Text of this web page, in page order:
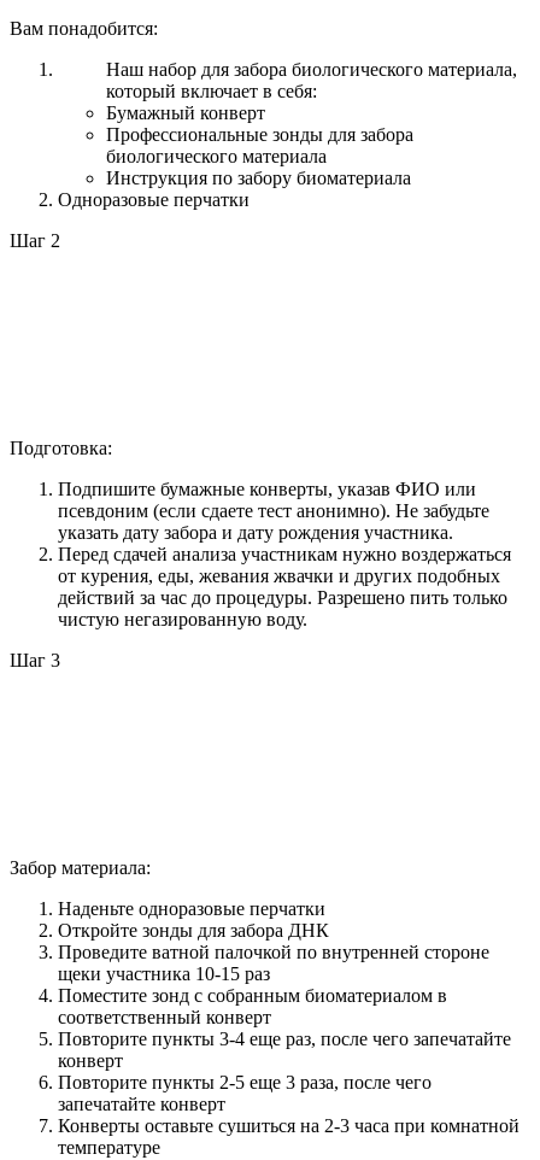
Вам понадобится:
Наш набор для забора биологического материала,
который включает в себя:
Бумажный конверт
Профессиональные зонды для забора
биологического материала
Инструкция по забору биоматериала
Одноразовые перчатки
Шаг 2
Подготовка:
Подпишите бумажные конверты, указав ФИО или
псевдоним (если сдаете тест анонимно). Не забудьте
указать дату забора и дату рождения участника.
Перед сдачей анализа участникам нужно воздержаться
от курения, еды, жевания жвачки и других подобных
действий за час до процедуры. Разрешено пить только
чистую негазированную воду.
Шаг 3
Забор материала:
Наденьте одноразовые перчатки
Откройте зонды для забора ДНК
Проведите ватной палочкой по внутренней стороне
щеки участника 10-15 раз
Поместите зонд с собранным биоматериалом в
соответственный конверт
Повторите пункты 3-4 еще раз, после чего запечатайте
конверт
Повторите пункты 2-5 еще 3 раза, после чего
запечатайте конверт
Конверты оставьте сушиться на 2-3 часа при комнатной
температуре